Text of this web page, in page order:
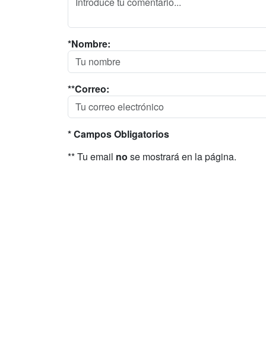
*Nombre:
**Correo:
* Campos Obligatorios
** Tu email no se mostrará en la página.